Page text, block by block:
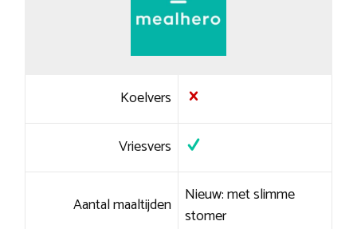
Koelvers
Vriesvers
Aantal maaltijden Nieuw: met slimme
stomer